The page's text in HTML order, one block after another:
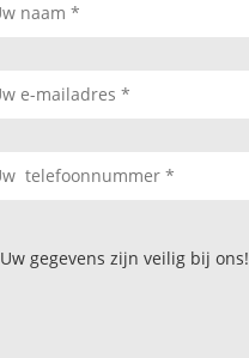
Uw gegevens zijn veilig bij ons!